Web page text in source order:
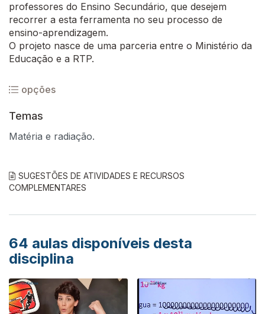
professores do Ensino Secundário, que desejem
recorrer a esta ferramenta no seu processo de
ensino-aprendizagem.
O projeto nasce de uma parceria entre o Ministério da
Educação e a RTP.
opções
Temas
Matéria e radiação.
SUGESTÕES DE ATIVIDADES E RECURSOS
COMPLEMENTARES
64 aulas disponíveis desta
disciplina